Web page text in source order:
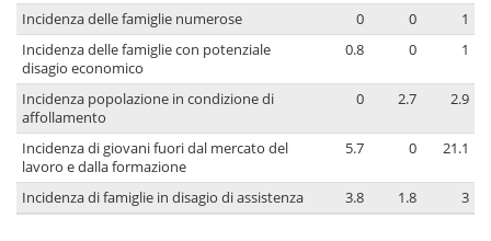
Incidenza delle famiglie numerose
0 0
1
Incidenza delle famiglie con potenziale
disagio economico
0.8 0 1
Incidenza popolazione in condizione di
affollamento
0 2.7 2.9
Incidenza di giovani fuori dal mercato del
lavoro e dalla formazione
5.7 0 21.1
Incidenza di famiglie in disagio di assistenza 3.8 1.8 3